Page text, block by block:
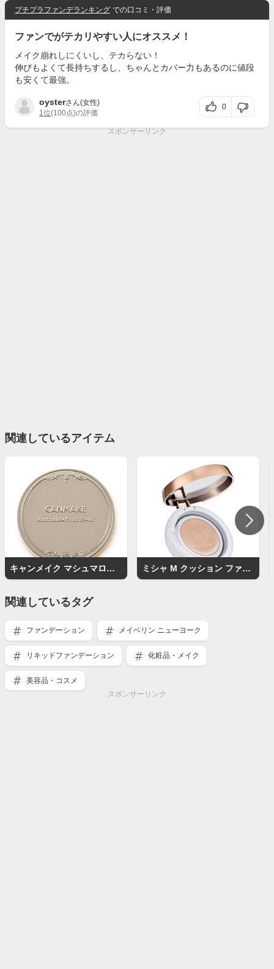
プチプラファンデランキング での口コミ・評価
ファンでがテカリやすい人にオススメ！
メイク崩れしにくいし、テカらない！
伸びもよくて長持ちするし、ちゃんとカバー力もあるのに値段
も安くて最強。
oysterさん(女性)
1位(100点)の評価
0
スポンサーリンク
関連しているアイテム
キャンメイク マシュマロフィニッシュパウダー ミシャ M クッション ファンデーション（モイスチャー）
関連しているタグ
ファンデーション メイベリン ニューヨーク
リキッドファンデーション 化粧品・メイク
美容品・コスメ
スポンサーリンク